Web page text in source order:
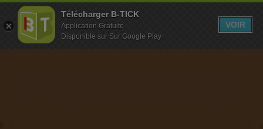
Télécharger B-TICK
Application Gratuite
Disponible sur Sur Google Play
VOIR